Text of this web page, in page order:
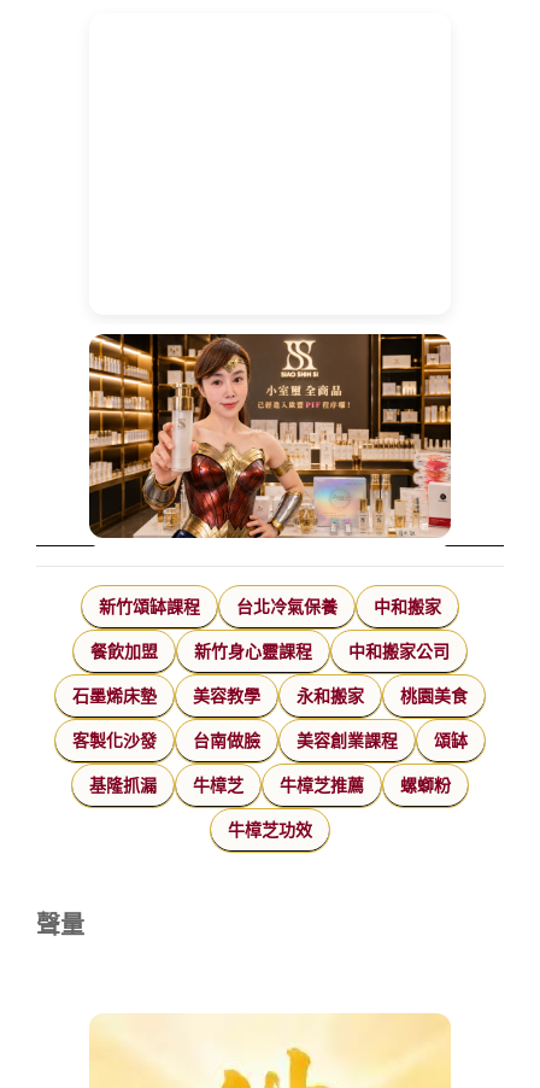
新竹頌缽課程 台北冷氣保養 中和搬家
餐飲加盟 新竹身心靈課程 中和搬家公司
石墨烯床墊 美容教學 永和搬家 桃園美食
客製化沙發 台南做臉 美容創業課程 頌缽
基隆抓漏 牛樟芝 牛樟芝推薦 螺螄粉
牛樟芝功效
聲量